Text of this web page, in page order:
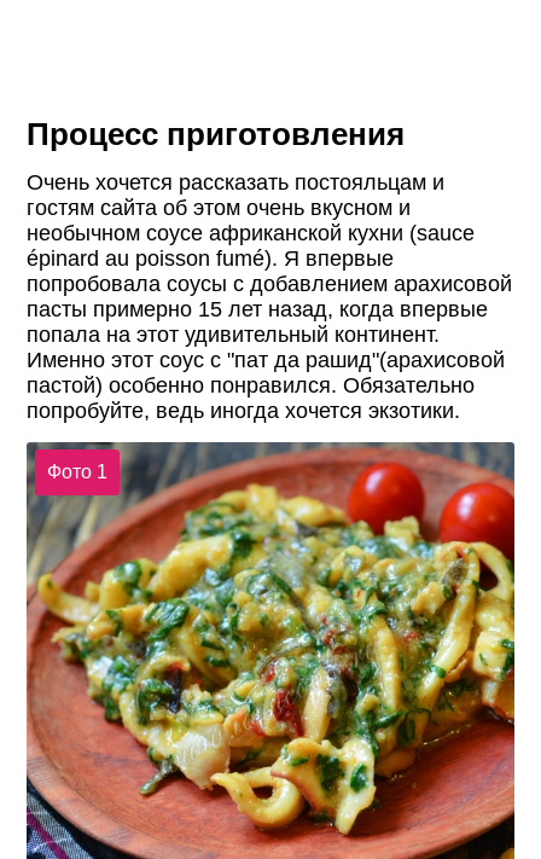
Процесс приготовления
Очень хочется рассказать постояльцам и
гостям сайта об этом очень вкусном и
необычном соусе африканской кухни (sauce
épinard au poisson fumé). Я впервые
попробовала соусы с добавлением арахисовой
пасты примерно 15 лет назад, когда впервые
попала на этот удивительный континент.
Именно этот соус с "пат да рашид"(арахисовой
пастой) особенно понравился. Обязательно
попробуйте, ведь иногда хочется экзотики.
Фото 1